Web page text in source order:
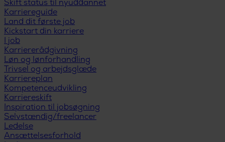
Skift status til nyuddannet
Karriereguide
Land dit første job
Kickstart din karriere
I job
Karriererådgivning
Løn og lønforhandling
Trivsel og arbejdsglæde
Karriereplan
Kompetenceudvikling
Karriereskift
Inspiration til jobsøgning
Selvstændig/freelancer
Ledelse
Ansættelsesforhold